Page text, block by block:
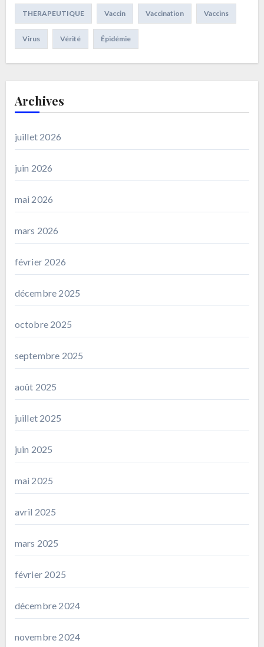
THERAPEUTIQUE Vaccin Vaccination Vaccins
Virus Vérité Épidémie
Archives
juillet 2026
juin 2026
mai 2026
mars 2026
février 2026
décembre 2025
octobre 2025
septembre 2025
août 2025
juillet 2025
juin 2025
mai 2025
avril 2025
mars 2025
février 2025
décembre 2024
novembre 2024